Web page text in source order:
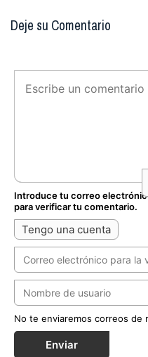
Deje su Comentario
Introduce tu correo
para verificar tu comentario.
Tengo una cuenta
No te enviaremos correos de
Enviar